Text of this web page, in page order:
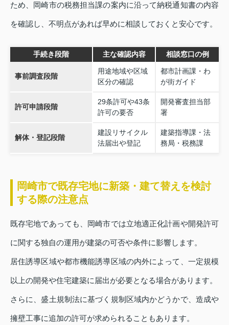
ため、岡崎市の税務担当課の案内に沿って納税通知書の内容
を確認し、不明点があれば早めに相談しておくと安心です。
手続き段階 主な確認内容 相談窓口の例
事前調査段階
用途地域や区域
区分の確認
都市計画課・わ
が街ガイド
許可申請段階
29条許可や43条
許可の要否
開発審査担当部
署
解体・登記段階
建設リサイクル
法届出や登記
建築指導課・法
務局・税務課
岡崎市で既存宅地に新築・建て替えを検討
する際の注意点
既存宅地であっても、岡崎市では立地適正化計画や開発許可
に関する独自の運用が建築の可否や条件に影響します。
居住誘導区域や都市機能誘導区域の内外によって、一定規模
以上の開発や住宅建築に届出が必要となる場合があります。
さらに、盛土規制法に基づく規制区域内かどうかで、造成や
擁壁工事に追加の許可が求められることもあります。